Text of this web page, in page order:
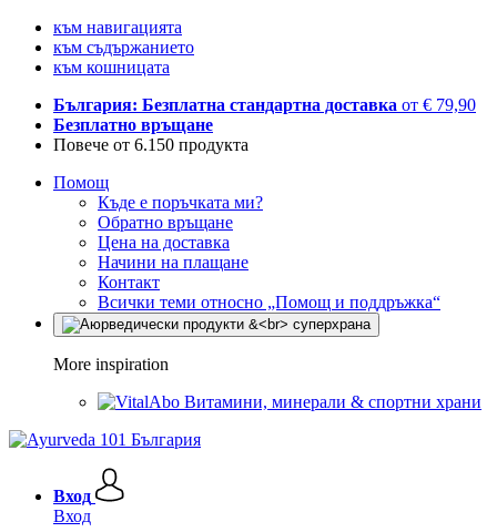
към навигацията
към съдържанието
към кошницата
България: Безплатна стандартна доставка от € 79,90
Безплатно връщане
Повече от 6.150 продукта
Помощ
Къде е поръчката ми?
Обратно връщане
Цена на доставка
Начини на плащане
Контакт
Всички теми относно „Помощ и поддръжка“
More inspiration
Витамини, минерали & спортни храни
Вход
Вход